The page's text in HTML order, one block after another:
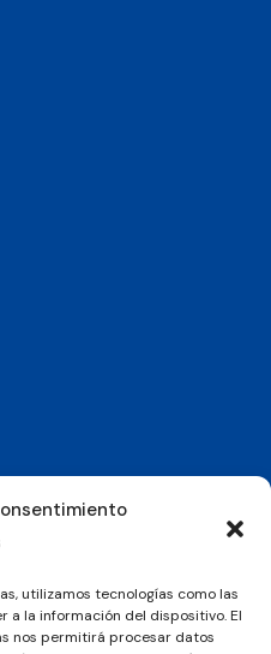
utilizamos tecnologías como las
a la información del dispositivo. El
nos permitirá procesar datos